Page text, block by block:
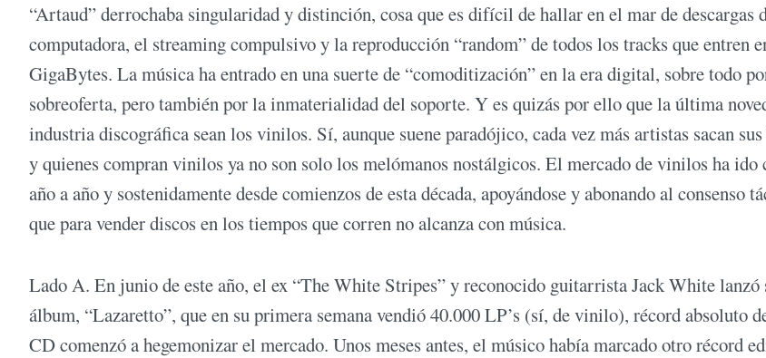
“Artaud” derrochaba singularidad y distinción, cosa que es difícil de hallar en el mar de descargas
computadora, el streaming compulsivo y la reproducción “random” de todos los tracks que entren
GigaBytes. La música ha entrado en una suerte de “comoditización” en la era digital, sobre todo
sobreoferta, pero también por la inmaterialidad del soporte. Y es quizás por ello que la última
industria discográfica sean los vinilos. Sí, aunque suene paradójico, cada vez más artistas sacan
y quienes compran vinilos ya no son solo los melómanos nostálgicos. El mercado de vinilos ha ido
año a año y sostenidamente desde comienzos de esta década, apoyándose y abonando al consenso
que para vender discos en los tiempos que corren no alcanza con música.
Lado A. En junio de este año, el ex “The White Stripes” y reconocido guitarrista Jack White
álbum, “Lazaretto”, que en su primera semana vendió 40.000 LP’s (sí, de vinilo), récord absoluto
CD comenzó a hegemonizar el mercado. Unos meses antes, el músico había marcado otro récord